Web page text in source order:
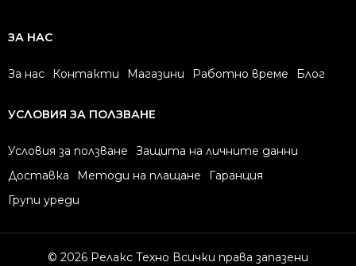
ЗА НАС
За нас Контакти Магазини Работно време Блог
УСЛОВИЯ ЗА ПОЛЗВАНЕ
Условия за ползване
Защита на личните данни
Доставка
Методи на плащане
Гаранция
Групи уреди
© 2026 Релакс Техно Всички права запазени